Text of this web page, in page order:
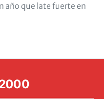
año que late fuerte en